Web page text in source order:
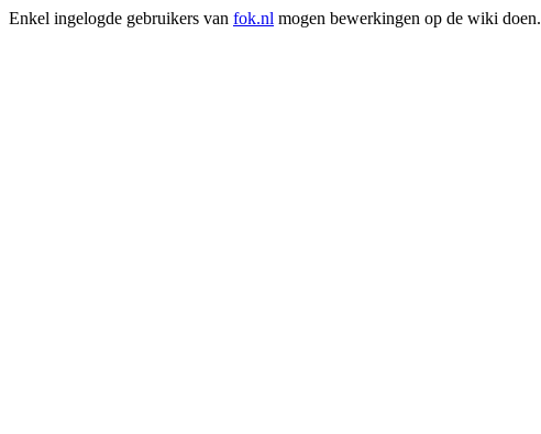
Enkel ingelogde gebruikers van fok.nl mogen bewerkingen op de wiki doen.